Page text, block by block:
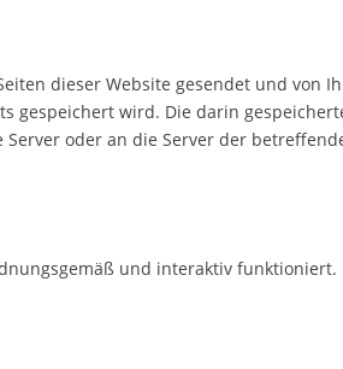
dieser Website gesendet und von
gespeichert wird. Die darin
oder an die Server der
und interaktiv funktioniert.